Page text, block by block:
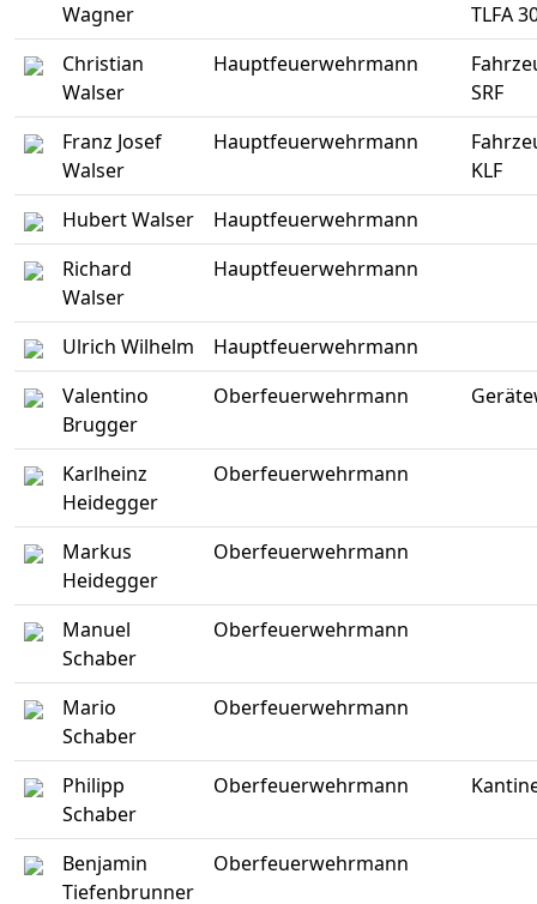
Wagner
TLFA
Christian
Walser
Hauptfeuerwehrmann
SRF
Franz Josef
Walser
Hauptfeuerwehrmann
KLF
Hubert Walser
Hauptfeuerwehrmann
Richard
Walser
Hauptfeuerwehrmann
Ulrich Wilhelm
Hauptfeuerwehrmann
Valentino
Brugger
Oberfeuerwehrmann
Karlheinz
Heidegger
Oberfeuerwehrmann
Markus
Heidegger
Oberfeuerwehrmann
Manuel
Schaber
Oberfeuerwehrmann
Mario
Schaber
Oberfeuerwehrmann
Philipp
Schaber
Oberfeuerwehrmann
Benjamin
Tiefenbrunner
Oberfeuerwehrmann